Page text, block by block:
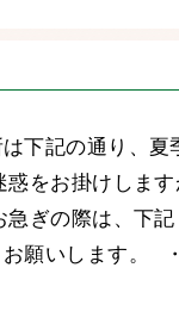
下記の通り、
惑をお掛けしま
急ぎの際は、下
お願いします。